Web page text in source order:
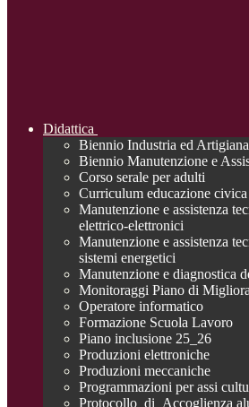
Didattica
Biennio Industria ed
Biennio Manutenzione e
Corso serale per adulti
Curriculum educazione civica
Manutenzione e assistenza
elettrico-elettronici
Manutenzione e assistenza
sistemi energetici
Manutenzione e diagnostica
Monitoraggi Piano di
Operatore informatico
Formazione Scuola Lavoro
Piano inclusione 25_26
Produzioni elettroniche
Produzioni meccaniche
Programmazioni per assi
Protocollo_di_Accoglienza